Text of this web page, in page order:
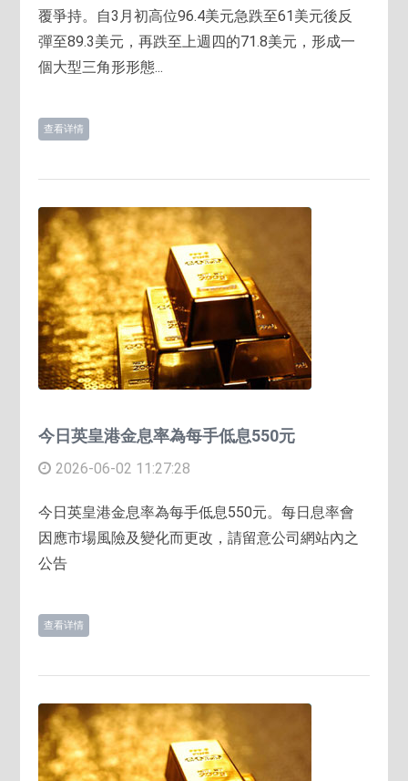
覆爭持。自3月初高位96.4美元急跌至61美元後反
彈至89.3美元，再跌至上週四的71.8美元，形成一
個大型三角形形態...
查看详情
今日英皇港金息率為每手低息550元
2026-06-02 11:27:28
今日英皇港金息率為每手低息550元。每日息率會
因應市場風險及變化而更改，請留意公司網站內之
公告
查看详情